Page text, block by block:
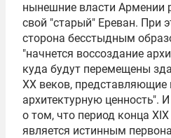
нынешние власти Армении
свой "старый" Ереван. При
сторона бесстыдным
"начнется воссоздание
куда будут перемещены
XX веков, представляющие
архитектурную ценность".
о том, что период конца
является истинным